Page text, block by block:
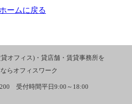
ホームに戻る
オフィス)・貸店舗・賃貸事務所を
らオフィスワーク
受付時間平日9:00～18:00